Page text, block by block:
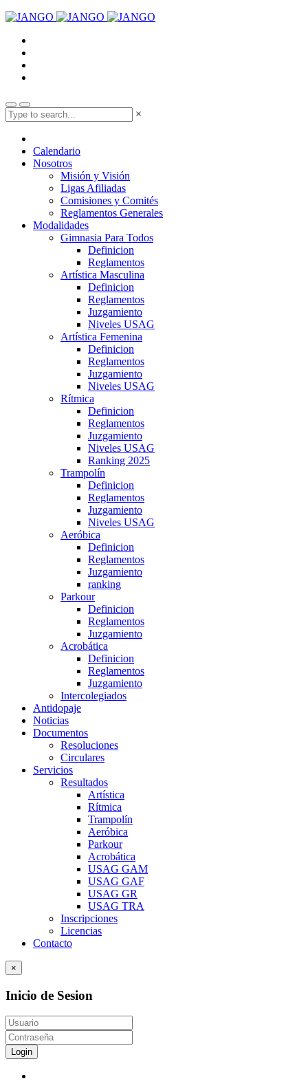
×
Calendario
Nosotros
Misión y Visión
Ligas Afiliadas
Comisiones y Comités
Reglamentos Generales
Modalidades
Gimnasia Para Todos
Definicion
Reglamentos
Artística Masculina
Definicion
Reglamentos
Juzgamiento
Niveles USAG
Artística Femenina
Definicion
Reglamentos
Juzgamiento
Niveles USAG
Rítmica
Definicion
Reglamentos
Juzgamiento
Niveles USAG
Ranking 2025
Trampolín
Definicion
Reglamentos
Juzgamiento
Niveles USAG
Aeróbica
Definicion
Reglamentos
Juzgamiento
ranking
Parkour
Definicion
Reglamentos
Juzgamiento
Acrobática
Definicion
Reglamentos
Juzgamiento
Intercolegiados
Antidopaje
Noticias
Documentos
Resoluciones
Circulares
Servicios
Resultados
Artística
Rítmica
Trampolín
Aeróbica
Parkour
Acrobática
USAG GAM
USAG GAF
USAG GR
USAG TRA
Inscripciones
Licencias
Contacto
×
Inicio de Sesion
Login